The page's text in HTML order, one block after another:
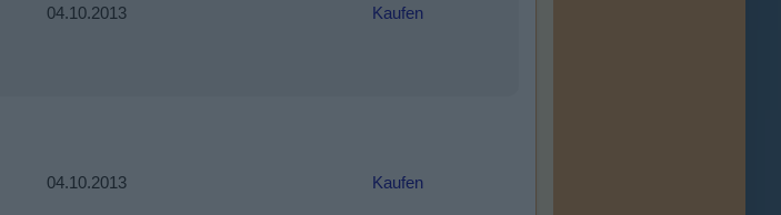
04.10.2013 Kaufen
04.10.2013 Kaufen